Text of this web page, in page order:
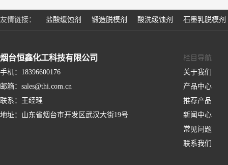
友情链接： 盐酸缓蚀剂 锻造脱模剂 酸洗缓蚀剂 石墨乳脱模剂
烟台恒鑫化工科技有限公司
手机： 18396600176
邮箱： sales@thi.com.cn
联系：
王经理
地址： 山东省烟台市开发区武汉大街19号
栏目导航
关于我们
产品中心
推荐产品
新闻中心
常见问题
联系我们